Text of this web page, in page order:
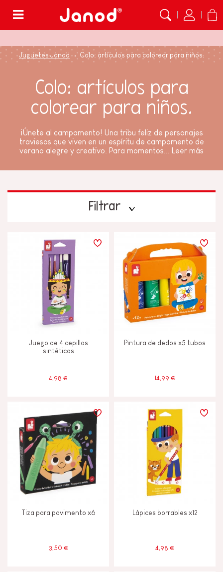
Juguetes Janod Colo: artículos para colorear para niños.
Colo: artículos para
colorear para niños.
¡Únete al campamento! Una tribu feliz de personajes
traviesos que viven en un espíritu de campamento de
verano alegre y creativo. Para momentos...
Leer más
Filtrar
TIPOS DE APRENDIZAJE
Descubrir y experimentar
Imaginar, inventar y crear
Leer, escribir y contar
2-3 2 - 3 años
4-5 4 - 5 años
6-7 6 - 7 años
Menos de 2 años
Juego de 4 cepillos
sintéticos
4,98 €
Pintura de dedos x5 tubos
14,99 €
Tiza para pavimento x6
3,50 €
Lápices borrables x12
4,98 €